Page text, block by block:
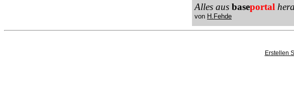
Alles aus baseportal
von H.Fehde
Erstellen